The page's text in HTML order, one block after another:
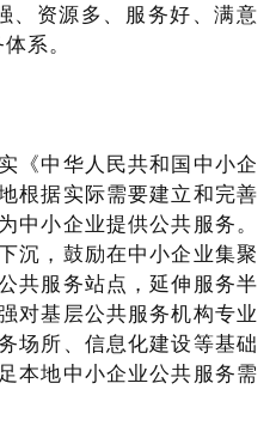
、资源多、服务好、满意
系。
《中华人民共和国中小企
根据实际需要建立和完善
中小企业提供公共服务。
沉，鼓励在中小企业集聚
共服务站点，延伸服务半
对基层公共服务机构专业
场所、信息化建设等基础
本地中小企业公共服务需